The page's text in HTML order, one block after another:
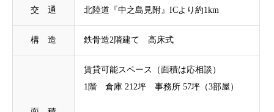
交 通 北陸道『中之島見附』ICより約1km
構 造 鉄骨造2階建て 高床式
賃貸可能スペース（面積は応相談）
1階 倉庫 212坪 事務所 57坪（3部屋）